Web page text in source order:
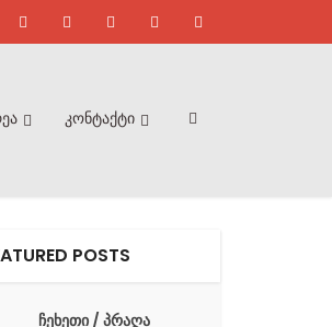
კონტაქტი
POSTS
ჩეხეთი / პრაღა